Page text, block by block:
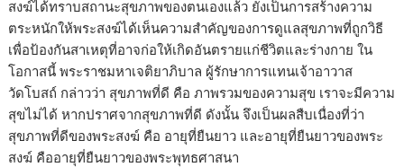
สงฆ์ได้ทราบสถานะสุขภาพของตนเองแล้ว ยังเป็นการสร้างความ
ตระหนักให้พระสงฆ์ได้เห็นความสำคัญของการดูแลสุขภาพที่ถูกวิธี
เพื่อป้องกันสาเหตุที่อาจก่อให้เกิดอันตรายแก่ชีวิตและร่างกาย ใน
โอกาสนี้ พระราชมหาเจติยาภิบาล ผู้รักษาการแทนเจ้าอาวาส
วัดโบสถ์ กล่าวว่า สุขภาพที่ดี คือ ภาพรวมของความสุข เราจะมีความ
สุขไม่ได้ หากปราศจากสุขภาพที่ดี ดังนั้น จึงเป็นผลสืบเนื่องที่ว่า
สุขภาพที่ดีของพระสงฆ์ คือ อายุที่ยืนยาว และอายุที่ยืนยาวของพระ
สงฆ์ คืออายุที่ยืนยาวของพระพุทธศาสนา